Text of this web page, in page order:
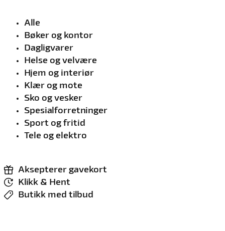
Alle
Bøker og kontor
Dagligvarer
Helse og velvære
Hjem og interiør
Klær og mote
Sko og vesker
Spesialforretninger
Sport og fritid
Tele og elektro
Aksepterer gavekort
Klikk & Hent
Butikk med tilbud